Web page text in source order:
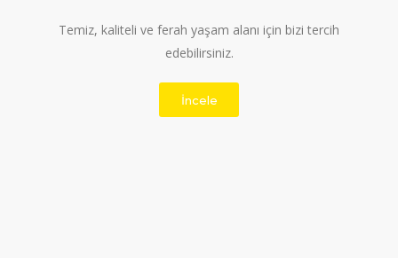
Temiz, kaliteli ve ferah yaşam alanı için bizi tercih
edebilirsiniz.
İncele